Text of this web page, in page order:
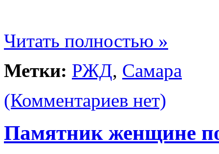
Читать полностью »
Метки: РЖД, Самара
(Комментариев нет)
Памятник женщине